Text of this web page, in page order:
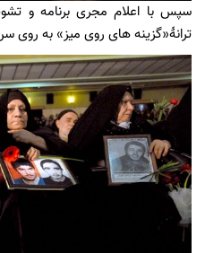
سپس با اعلام مجری برنامه و
ترانۀ«گزینه های روی میز» به